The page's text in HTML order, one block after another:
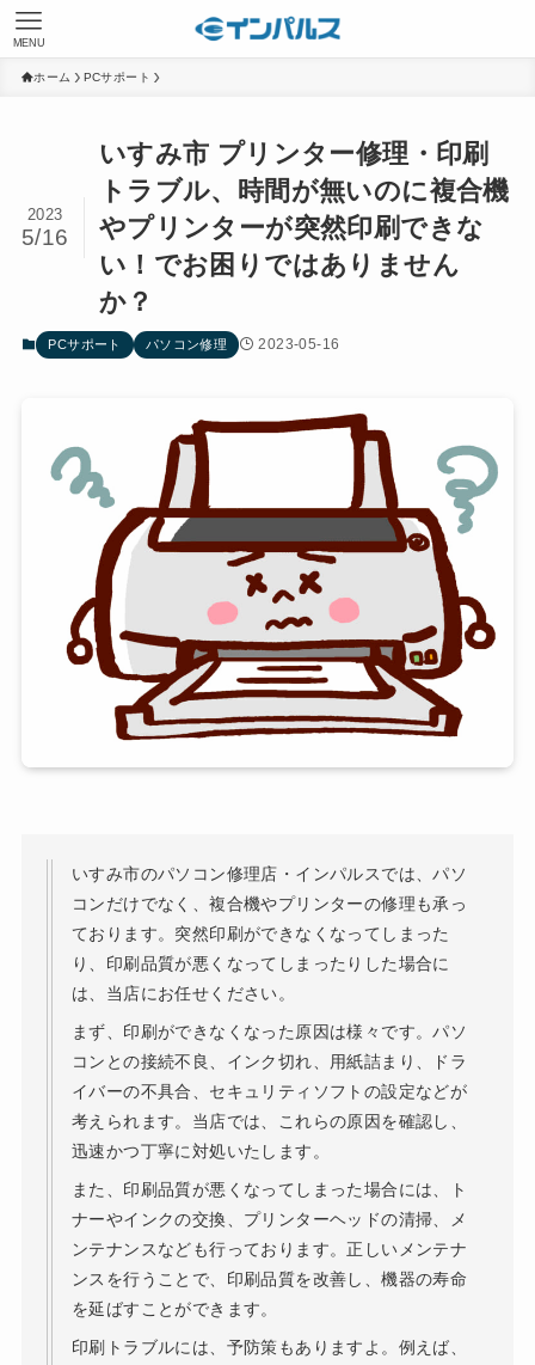
MENU
ホーム PCサポート
いすみ市 プリンター修理・印刷
トラブル、時間が無いのに複合機
やプリンターが突然印刷できな
い！でお困りではありません
か？
2023
5/16
PCサポート パソコン修理 2023-05-16
いすみ市のパソコン修理店・インパルスでは、パソ
コンだけでなく、複合機やプリンターの修理も承っ
ております。突然印刷ができなくなってしまった
り、印刷品質が悪くなってしまったりした場合に
は、当店にお任せください。
まず、印刷ができなくなった原因は様々です。パソ
コンとの接続不良、インク切れ、用紙詰まり、ドラ
イバーの不具合、セキュリティソフトの設定などが
考えられます。当店では、これらの原因を確認し、
迅速かつ丁寧に対処いたします。
また、印刷品質が悪くなってしまった場合には、ト
ナーやインクの交換、プリンターヘッドの清掃、メ
ンテナンスなども行っております。正しいメンテナ
ンスを行うことで、印刷品質を改善し、機器の寿命
を延ばすことができます。
印刷トラブルには、予防策もありますよ。例えば、